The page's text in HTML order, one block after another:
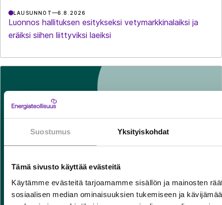
Suostumus Yksityiskohdat
Tämä sivusto käyttää evästeitä
Käytämme evästeitä tarjoamamme sisällön ja mainosten
sosiaalisen median ominaisuuksien tukemiseen ja
LAUSUNNOT 6.8.2026
Luonnos hallituksen esitykseksi vetymarkkinalaiksi ja
eräiksi siihen liittyviksi laeiksi